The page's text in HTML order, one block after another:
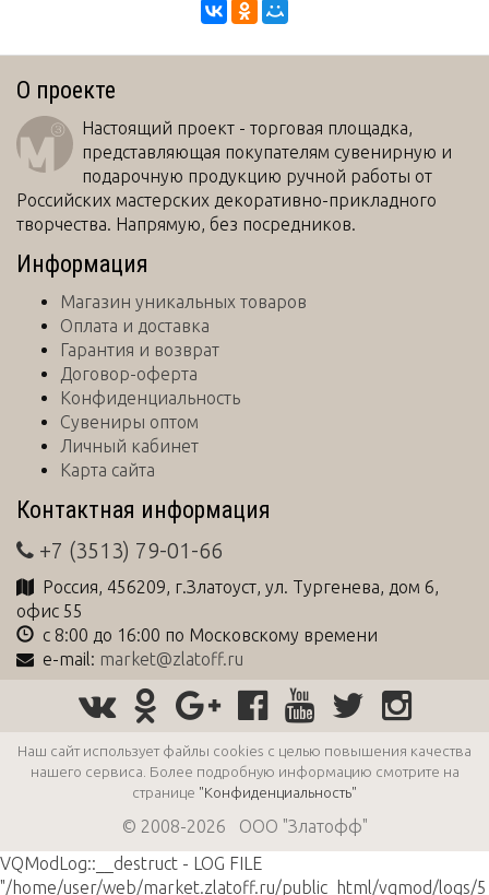
О проекте
Настоящий проект - торговая площадка,
представляющая покупателям сувенирную и
подарочную продукцию ручной работы от
Российских мастерских декоративно-прикладного
творчества. Напрямую, без посредников.
Информация
Магазин уникальных товаров
Оплата и доставка
Гарантия и возврат
Договор-оферта
Конфиденциальность
Сувениры оптом
Личный кабинет
Карта сайта
Контактная информация
+7 (3513) 79-01-66
Россия, 456209, г.Златоуст, ул. Тургенева, дом 6,
офис 55
с 8:00 до 16:00 по Московскому времени
e-mail: market@zlatoff.ru
Наш сайт использует файлы cookies с целью повышения качества
нашего сервиса. Более подробную информацию смотрите на
странице "Конфиденциальность"
© 2008-2026 ООО "Златофф"
VQModLog::__destruct - LOG FILE
"/home/user/web/market.zlatoff.ru/public_html/vqmod/logs/